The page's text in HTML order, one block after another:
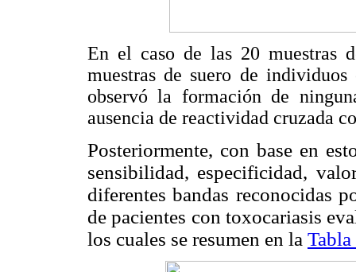
En el caso de las 20 muestras
muestras de suero de individuos
observó la formación de
ausencia de reactividad cruzada
Posteriormente, con base en
sensibilidad, especificidad,
diferentes bandas reconocidas
de pacientes con toxocariasis
los cuales se resumen en la Tabla